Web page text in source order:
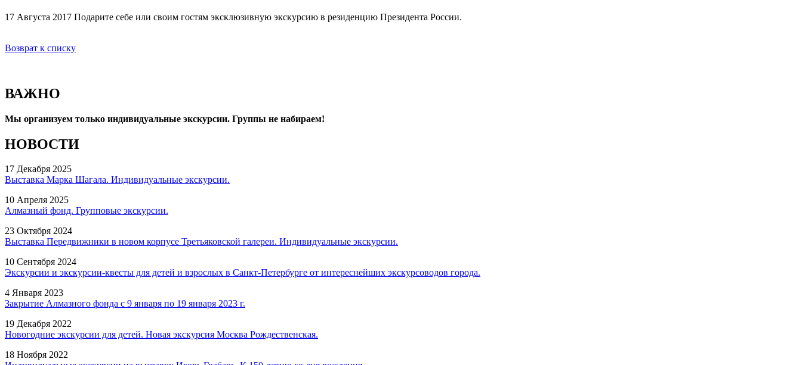
17 Августа 2017 Подарите себе или своим гостям эксклюзивную экскурсию в резиденцию Президента России.
Возврат к списку
ВАЖНО
Мы организуем только индивидуальные экскурсии. Группы не набираем!
НОВОСТИ
17 Декабря 2025
Выставка Марка Шагала. Индивидуальные экскурсии.
10 Апреля 2025
Алмазный фонд. Групповые экскурсии.
23 Октября 2024
Выставка Передвижники в новом корпусе Третьяковской галереи. Индивидуальные экскурсии.
10 Сентября 2024
Экскурсии и экскурсии-квесты для детей и взрослых в Санкт-Петербурге от интереснейших экскурсоводов города.
4 Января 2023
Закрытие Алмазного фонда с 9 января по 19 января 2023 г.
19 Декабря 2022
Новогодние экскурсии для детей. Новая экскурсия Москва Рождественская.
18 Ноября 2022